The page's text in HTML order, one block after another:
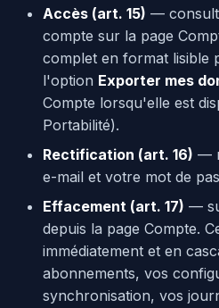
Accès (art. 15) —
compte sur la page
complet en format lisible
l'option Exporter mes
Compte lorsqu'elle est
Portabilité).
Rectification (art. 16) —
e-mail et votre mot de
Effacement (art. 17) —
depuis la page Compte.
immédiatement et en
abonnements, vos
synchronisation, vos